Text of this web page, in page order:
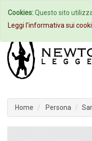
Home
Home Persona
Cookies:Questo sito
Leggi l'informativa sui